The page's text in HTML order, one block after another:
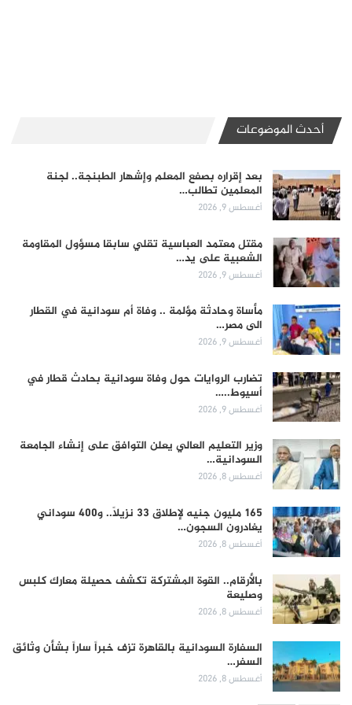
أحدث الموضوعات
بعد إقراره بصفع المعلم وإشهار الطبنجة.. لجنة
المعلمين تطالب…
أغسطس 9, 2026
مقتل معتمد العباسية تقلي سابقا مسؤول المقاومة
الشعبية على يد…
أغسطس 9, 2026
مأساة وحادثة مؤلمة .. وفاة أم سودانية في القطار
الى مصر…
أغسطس 9, 2026
تضارب الروايات حول وفاة سودانية بحادث قطار في
أسيوط..…
أغسطس 9, 2026
وزير التعليم العالي يعلن التوافق على إنشاء الجامعة
السودانية…
أغسطس 8, 2026
165 مليون جنيه لإطلاق 33 نزيلاً.. و400 سوداني
يغادرون السجون…
أغسطس 8, 2026
بالأرقام.. القوة المشتركة تكشف حصيلة معارك كلبس
وصليعة
أغسطس 8, 2026
السفارة السودانية بالقاهرة تزف خبراً ساراً بشأن وثائق
السفر…
أغسطس 8, 2026